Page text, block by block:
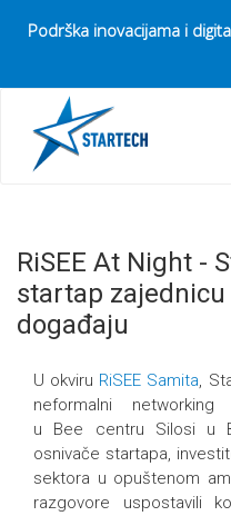
Podrška inovacijama i
Pocetna
Vesti
RiSEE At Night - StarTech
RiSEE At Night -
startap
događaju
U okviru RiSEE Samita,
neformalni
u Bee centru Silosi u
osnivače startapa,
sektora u opuštenom
razgovore uspostavili